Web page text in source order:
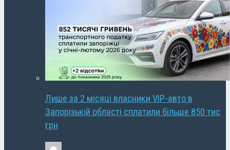
Лише за 2 місяці власники VIP-авто в
Запорізькій області сплатили більше 850 тис
грн